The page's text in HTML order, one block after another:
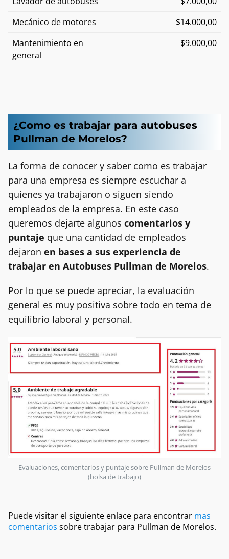
Mecánico de motores
$14.000,00
Mantenimiento en
general
$9.000,00
¿Como es trabajar para autobuses
Pullman de Morelos?
La forma de conocer y saber como es trabajar
para una empresa es siempre escuchar a
quienes ya trabajaron o siguen siendo
empleados de la empresa. En este caso
queremos dejarte algunos comentarios y
puntaje que una cantidad de empleados
dejaron en bases a sus experiencia de
trabajar en Autobuses Pullman de Morelos.
Por lo que se puede apreciar, la evaluación
general es muy positiva sobre todo en tema de
equilibrio laboral y personal.
Evaluaciones, comentarios y puntaje sobre Pullman de Morelos
(bolsa de trabajo)
Puede visitar el siguiente enlace para encontrar mas
comentarios sobre trabajar para Pullman de Morelos.